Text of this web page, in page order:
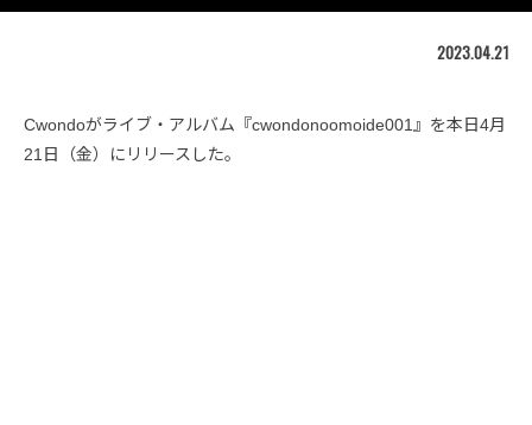
2023.04.21
Cwondoがライブ・アルバム『cwondonoomoide001』を本日4月
21日（金）にリリースした。